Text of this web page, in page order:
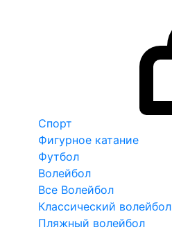
Спорт
Фигурное катание
Футбол
Волейбол
Все Волейбол
Классический волейбол
Пляжный волейбол